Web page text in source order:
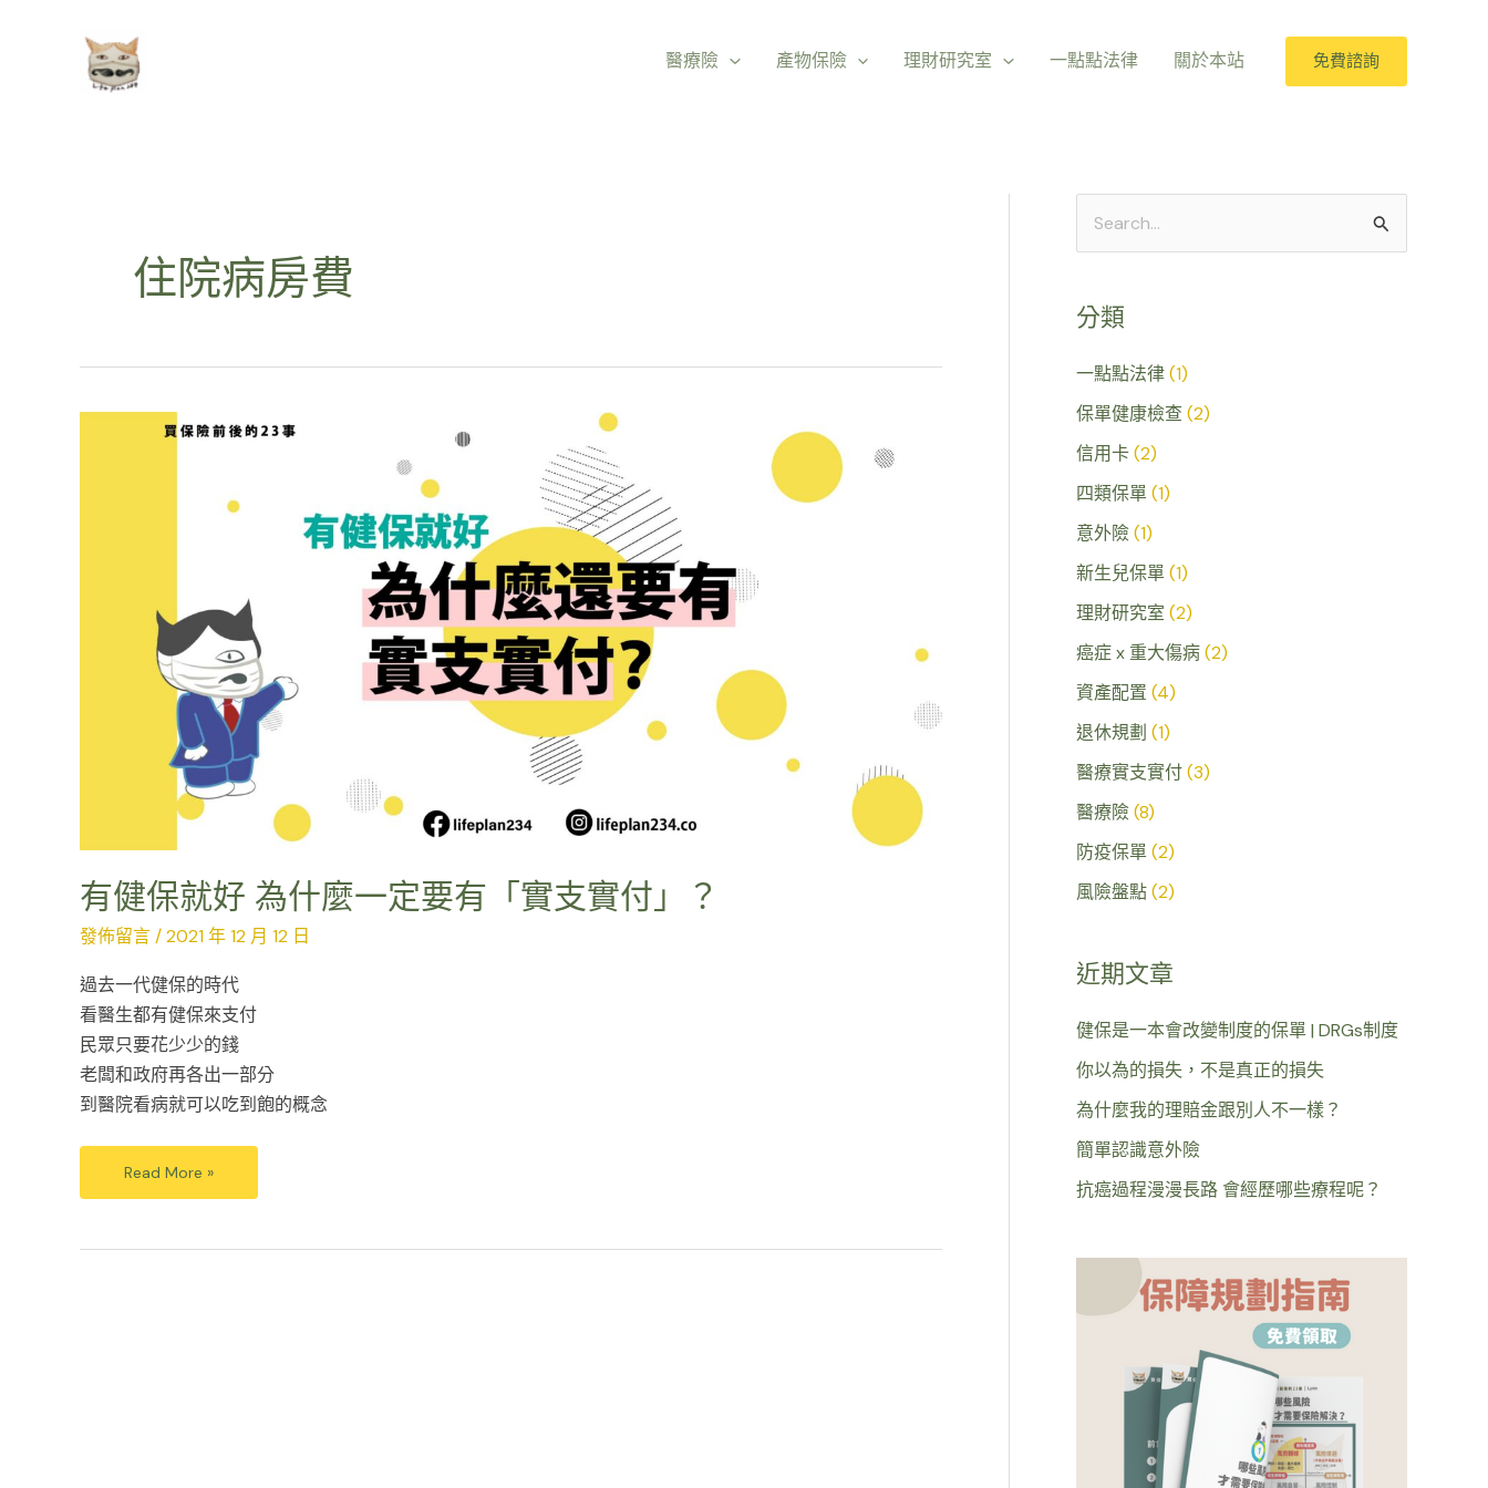
醫療險 產物保險 理財研究室 一點點法律 關於本站 免費諮詢
住院病房費
有健保就好 為什麼一定要有「實支實付」？
發佈留言/2021 年 12 月 12 日
過去一代健保的時代
看醫生都有健保來支付
民眾只要花少少的錢
老闆和政府再各出一部分
到醫院看病就可以吃到飽的概念
有
付」？
Read More »
鍵
字
:
分類
一點點法律(1)
保單健康檢查 (2)
信用卡(2)
四類保單 (1)
意外險(1)
新生兒保單 (1)
理財研究室 (2)
癌症 x 重大傷病(2)
資產配置 (4)
退休規劃 (1)
醫療實支實付(3)
醫療險(8)
防疫保單 (2)
風險盤點(2)
近期文章
健保是一本會改變制度的保單 | DRGs制度
你以為的損失，不是真正的損失
為什麼我的理賠金跟別人不一樣？
簡單認識意外險
抗癌過程漫漫長路 會經歷哪些療程呢？